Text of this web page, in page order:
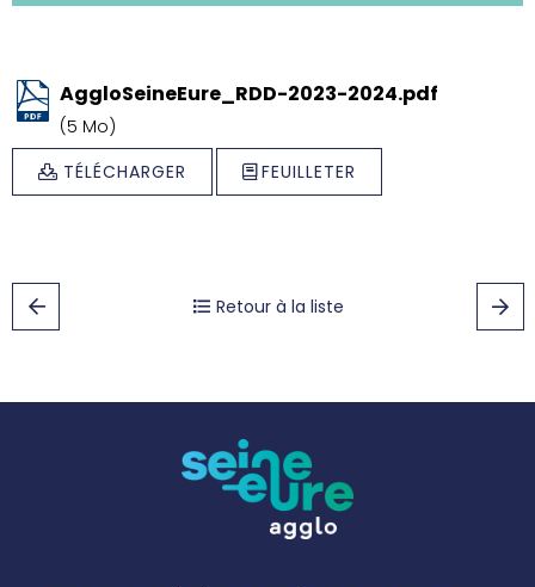
AggloSeineEure_RDD-2023-2024.pdf
(5 Mo)
TÉLÉCHARGER
FEUILLETER
Retour à la liste